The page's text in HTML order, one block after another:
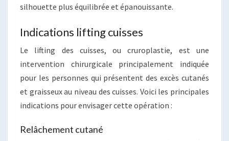
silhouette plus équilibrée et épanouissante.
Indications lifting cuisses
Le lifting des cuisses, ou cruroplastie, est une
intervention chirurgicale principalement indiquée
pour les personnes qui présentent des excès cutanés
et graisseux au niveau des cuisses. Voici les principales
indications pour envisager cette opération :
Relâchement cutané